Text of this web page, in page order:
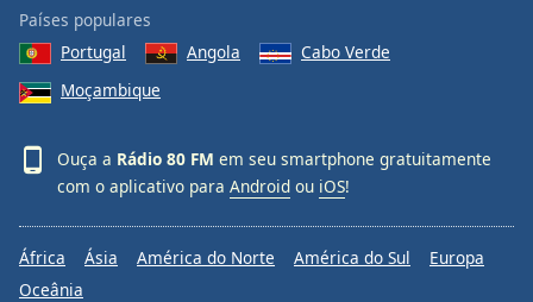
Países populares
Portugal
Angola
Cabo Verde
Moçambique
Ouça a Rádio 80 FM em seu smartphone gratuitamente
com o aplicativo para Android ou iOS!
África Ásia América do Norte América do Sul
Europa
Oceânia